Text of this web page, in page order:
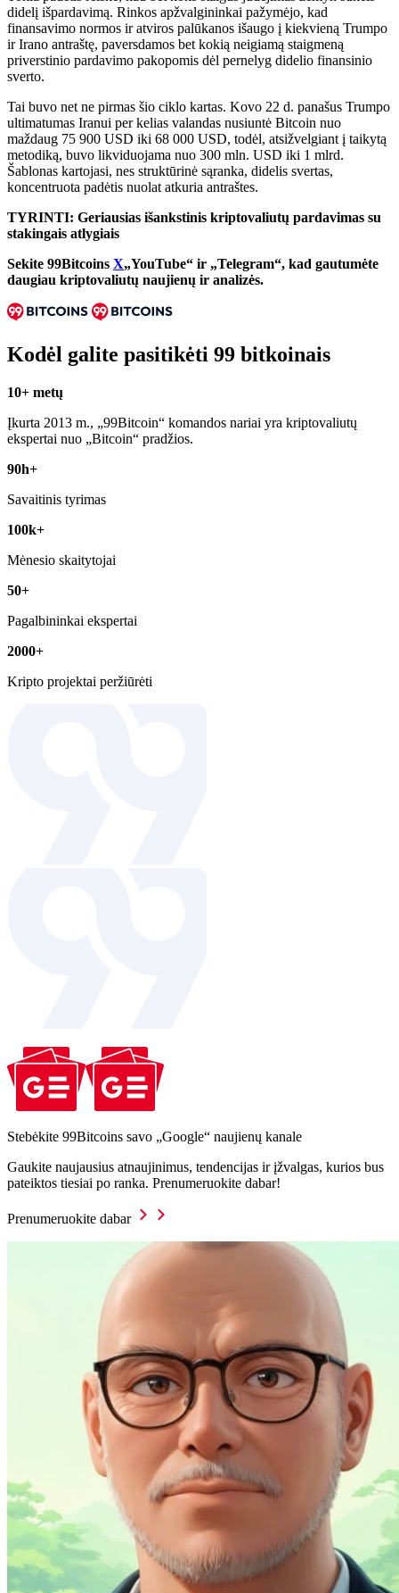
didelį išpardavimą. Rinkos apžvalgininkai pažymėjo, kad
finansavimo normos ir atviros palūkanos išaugo į kiekvieną Trumpo
ir Irano antraštę, paversdamos bet kokią neigiamą staigmeną
priverstinio pardavimo pakopomis dėl pernelyg didelio finansinio
sverto.
Tai buvo net ne pirmas šio ciklo kartas. Kovo 22 d. panašus Trumpo
ultimatumas Iranui per kelias valandas nusiuntė Bitcoin nuo
maždaug 75 900 USD iki 68 000 USD, todėl, atsižvelgiant į taikytą
metodiką, buvo likviduojama nuo 300 mln. USD iki 1 mlrd.
Šablonas kartojasi, nes struktūrinė sąranka, didelis svertas,
koncentruota padėtis nuolat atkuria antraštes.
TYRINTI: Geriausias išankstinis kriptovaliutų pardavimas su
stakingais atlygiais
Sekite 99Bitcoins X„YouTube“ ir „Telegram“, kad gautumėte
daugiau kriptovaliutų naujienų ir analizės.
Kodėl galite pasitikėti 99 bitkoinais
10+ metų
Įkurta 2013 m., „99Bitcoin“ komandos nariai yra kriptovaliutų
ekspertai nuo „Bitcoin“ pradžios.
90h+
Savaitinis tyrimas
100k+
Mėnesio skaitytojai
50+
Pagalbininkai ekspertai
2000+
Kripto projektai peržiūrėti
Stebėkite 99Bitcoins savo „Google“ naujienų kanale
Gaukite naujausius atnaujinimus, tendencijas ir įžvalgas, kurios bus
pateiktos tiesiai po ranka. Prenumeruokite dabar!
Prenumeruokite dabar